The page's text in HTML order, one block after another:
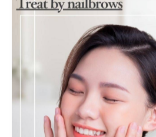
ラデーションを作ります。
この連携により、眉頭が不自然に
立ちに馴染む柔らかな印象を引き
ジェルで毛流れを整えることで、
ップします。初心者の方は、まず
分けから練習し、徐々に自分に合
とが成功への近道です。